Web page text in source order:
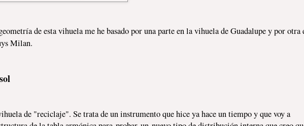
de esta vihuela me he basado por una parte en la vihuela de Guadalupe y por
Milan.
de "reciclaje". Se trata de un instrumento que hice ya hace un tiempo y que voy a